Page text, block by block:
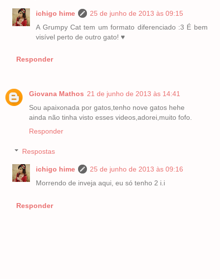
ichigo hime
25 de junho de 2013 às 09:15
A Grumpy Cat tem um formato diferenciado :3 É bem
visível perto de outro gato! ♥
Responder
Giovana Mathos 21 de junho de 2013 às 14:41
Sou apaixonada por gatos,tenho nove gatos hehe
ainda não tinha visto esses videos,adorei,muito fofo.
Responder
Respostas
ichigo hime
25 de junho de 2013 às 09:16
Morrendo de inveja aqui, eu só tenho 2 i.i
Responder